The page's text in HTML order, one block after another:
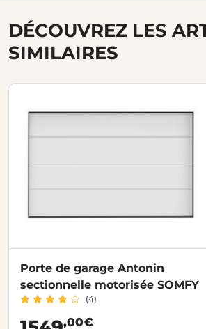
DÉCOUVREZ LES
SIMILAIRES
Porte de garage Antonin
sectionnelle motorisée SOMFY
(4)
,00€